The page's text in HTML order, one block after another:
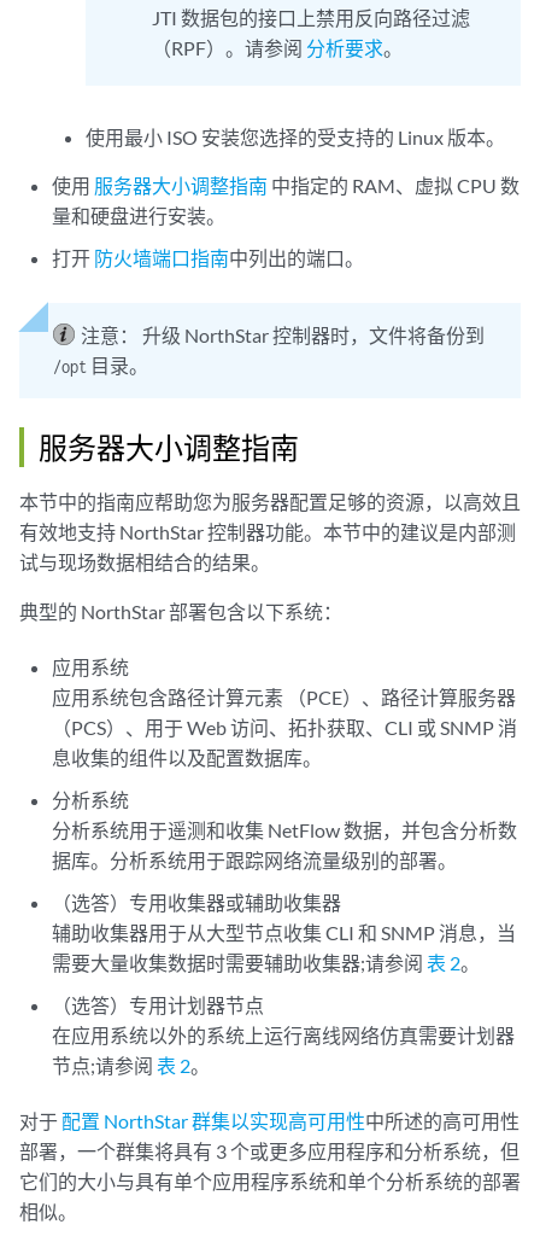
JTI 数据包的接口上禁用反向路径过滤
（RPF）。请参阅 分析要求。
使用最小 ISO 安装您选择的受支持的 Linux 版本。
使用 服务器大小调整指南 中指定的 RAM、虚拟 CPU 数
量和硬盘进行安装。
打开 防火墙端口指南中列出的端口。
注意： 升级 NorthStar 控制器时，文件将备份到
/opt 目录。
服务器大小调整指南
本节中的指南应帮助您为服务器配置足够的资源，以高效且
有效地支持 NorthStar 控制器功能。本节中的建议是内部测
试与现场数据相结合的结果。
典型的 NorthStar 部署包含以下系统：
应用系统
应用系统包含路径计算元素 （PCE）、路径计算服务器
（PCS）、用于 Web 访问、拓扑获取、CLI 或 SNMP 消
息收集的组件以及配置数据库。
分析系统
分析系统用于遥测和收集 NetFlow 数据，并包含分析数
据库。分析系统用于跟踪网络流量级别的部署。
（选答）专用收集器或辅助收集器
辅助收集器用于从大型节点收集 CLI 和 SNMP 消息，当
需要大量收集数据时需要辅助收集器;请参阅表 2。
（选答）专用计划器节点
在应用系统以外的系统上运行离线网络仿真需要计划器
节点;请参阅表 2。
对于 配置 NorthStar 群集以实现高可用性中所述的高可用性
部署，一个群集将具有 3 个或更多应用程序和分析系统，但
它们的大小与具有单个应用程序系统和单个分析系统的部署
相似。